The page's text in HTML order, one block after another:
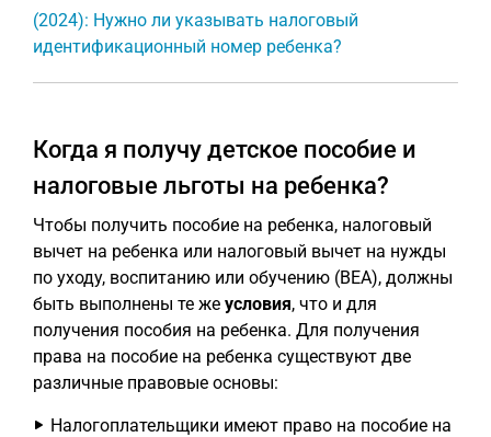
(2024): Нужно ли указывать налоговый
идентификационный номер ребенка?
Когда я получу детское пособие и
налоговые льготы на ребенка?
Чтобы получить пособие на ребенка, налоговый
вычет на ребенка или налоговый вычет на нужды
по уходу, воспитанию или обучению (BEA), должны
быть выполнены те же условия, что и для
получения пособия на ребенка. Для получения
права на пособие на ребенка существуют две
различные правовые основы:
Налогоплательщики имеют право на пособие на